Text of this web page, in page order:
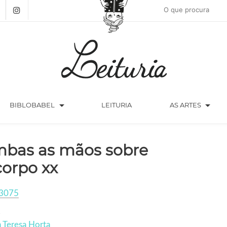
BIBLOBABEL arrow_drop_down LEITURIA AS ARTES arrow_drop_down
as mãos sobre
xx
Teresa Horta